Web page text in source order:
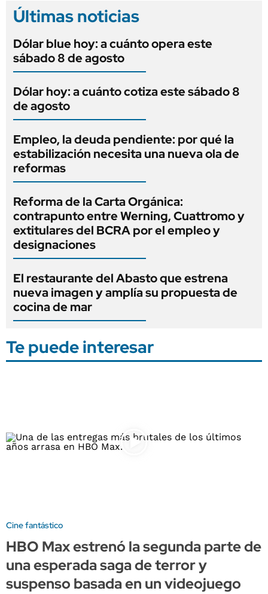
Últimas noticias
Dólar blue hoy: a cuánto opera este
sábado 8 de agosto
Dólar hoy: a cuánto cotiza este sábado 8
de agosto
Empleo, la deuda pendiente: por qué la
estabilización necesita una nueva ola de
reformas
Reforma de la Carta Orgánica:
contrapunto entre Werning, Cuattromo y
extitulares del BCRA por el empleo y
designaciones
El restaurante del Abasto que estrena
nueva imagen y amplía su propuesta de
cocina de mar
Te puede interesar
Cine fantástico
HBO Max estrenó la segunda parte de
una esperada saga de terror y
suspenso basada en un videojuego